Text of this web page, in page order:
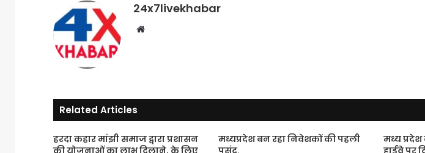
24x7livekhabar
Website
Related Articles
हरदा कहार मांझी समाज द्वारा प्रशासन
मध्यप्रदेश बन रहा निवेशकों की पहली
मध्य